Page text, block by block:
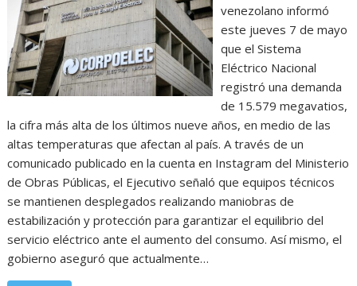
venezolano informó
este jueves 7 de mayo
que el Sistema
Eléctrico Nacional
registró una demanda
de 15.579 megavatios,
la cifra más alta de los últimos nueve años, en medio de las
altas temperaturas que afectan al país. A través de un
comunicado publicado en la cuenta en Instagram del Ministerio
de Obras Públicas, el Ejecutivo señaló que equipos técnicos
se mantienen desplegados realizando maniobras de
estabilización y protección para garantizar el equilibrio del
servicio eléctrico ante el aumento del consumo. Así mismo, el
gobierno aseguró que actualmente…